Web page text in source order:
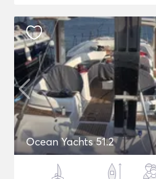
Ocean Yachts 51.2